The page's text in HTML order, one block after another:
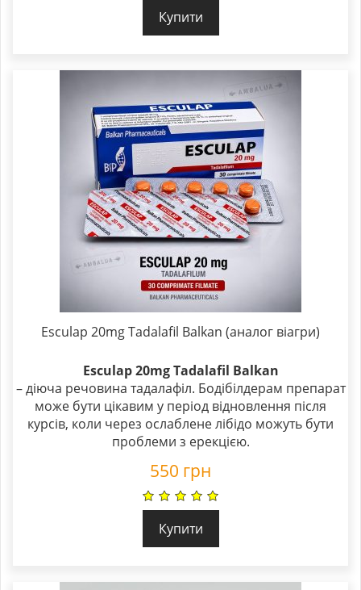
Купити
Esculap 20mg Tadalafil Balkan (аналог віагри)
Esculap 20mg Tadalafil Balkan
– діюча речовина тадалафіл. Бодібілдерам препарат
може бути цікавим у період відновлення після
курсів, коли через ослаблене лібідо можуть бути
проблеми з ерекцією.
550 грн
Купити